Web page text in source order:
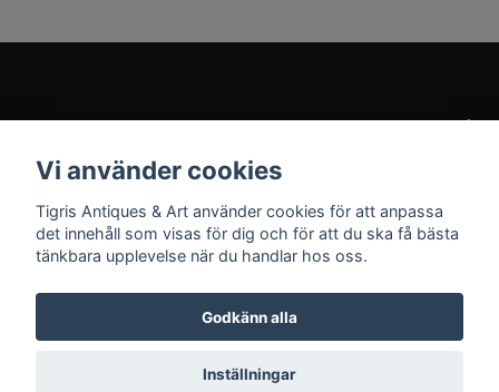
Sociala medier
© 2026 Tigris Antiques & Art
Vi använder cookies
Tigris Antiques & Art använder cookies för att anpassa
det innehåll som visas för dig och för att du ska få bästa
tänkbara upplevelse när du handlar hos oss.
Godkänn alla
Inställningar